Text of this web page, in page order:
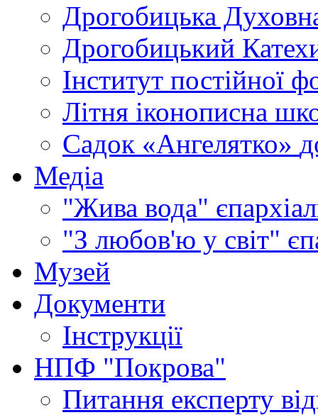
Дрогобицька
Дрогобицький
Інститут постійної
Літня іконописна
Садок «Ангелятко»
Медіа
"Жива вода"
"З любов'ю у світ"
Музей
Документи
Інструкції
НПФ "Покрова"
Питання експерту